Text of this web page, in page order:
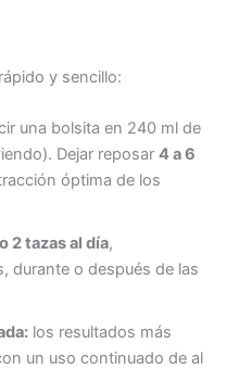
y sencillo:
una bolsita en 240 ml de
Dejar reposar 4 a 6
óptima de los
2 tazas al día,
durante o después de las
los resultados más
un uso continuado de al